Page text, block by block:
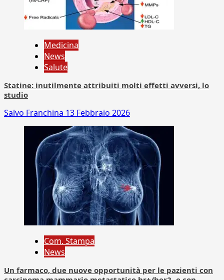
Medicina
News
Salute
Statine: inutilmente attribuiti molti effetti avversi, lo
studio
Salvo Franchina 13 Febbraio 2026
Com. Stampa
News
Un farmaco, due nuove opportunità per le pazienti con